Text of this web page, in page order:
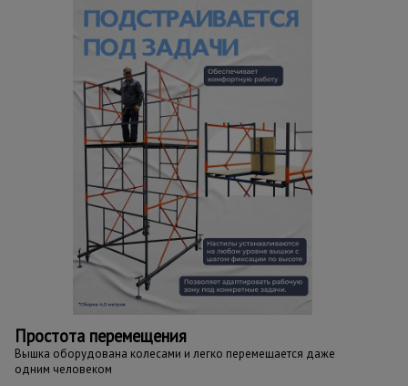
Простота перемещения
Вышка оборудована колесами и легко перемещается даже
одним человеком